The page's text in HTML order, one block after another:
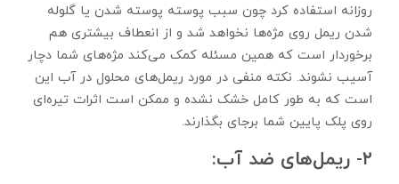
روزانه استفاده کرد چون سبب پوسته پوسته شدن یا گلوله
شدن ریمل روی مژه‌ها نخواهد شد و از انعطاف بیشتری هم
برخوردار است که همین مسئله کمک می‌کند مژه‌های شما دچار
آسیب نشوند. نکته منفی در مورد ریمل‌های محلول در آب این
است که به طور کامل خشک نشده و ممکن است اثرات تیره‌ای
روی پلک پایین شما برجای بگذارند.
۲- ریمل‌های ضد آب: